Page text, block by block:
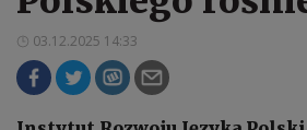
03.12.2025 14:33